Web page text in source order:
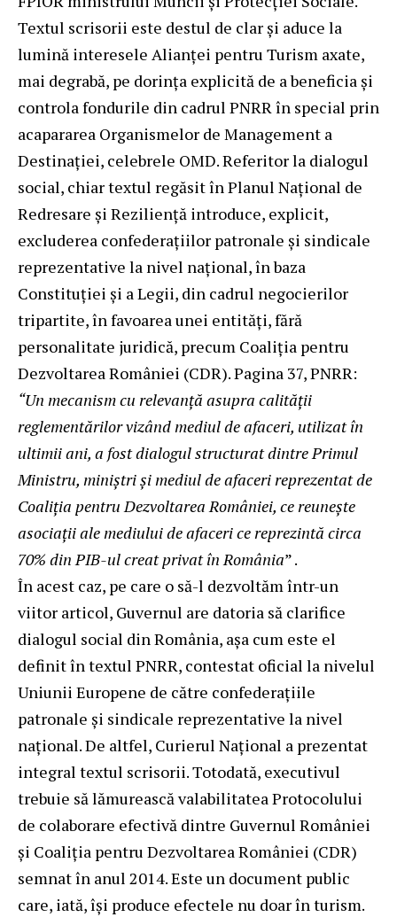
Textul scrisorii este destul de clar și aduce la
lumină interesele Alianței pentru Turism axate,
mai degrabă, pe dorința explicită de a beneficia și
controla fondurile din cadrul PNRR în special prin
acapararea Organismelor de Management a
Destinației, celebrele OMD. Referitor la dialogul
social, chiar textul regăsit în Planul Național de
Redresare și Reziliență introduce, explicit,
excluderea confederațiilor patronale și sindicale
reprezentative la nivel național, în baza
Constituţiei și a Legii, din cadrul negocierilor
tripartite, în favoarea unei entități, fără
personalitate juridică, precum Coaliţia pentru
Dezvoltarea României (CDR). Pagina 37, PNRR:
“Un mecanism cu relevanță asupra calității
reglementărilor vizând mediul de afaceri, utilizat în
ultimii ani, a fost dialogul structurat dintre Primul
Ministru, miniștri și mediul de afaceri reprezentat de
Coaliția pentru Dezvoltarea României, ce reunește
asociații ale mediului de afaceri ce reprezintă circa
70% din PIB-ul creat privat în România” .
În acest caz, pe care o să-l dezvoltăm într-un
viitor articol, Guvernul are datoria să clarifice
dialogul social din România, așa cum este el
definit în textul PNRR, contestat oficial la nivelul
Uniunii Europene de către confederațiile
patronale și sindicale reprezentative la nivel
național. De altfel, Curierul Național a prezentat
integral textul scrisorii. Totodată, executivul
trebuie să lămurească valabilitatea Protocolului
de colaborare efectivă dintre Guvernul României
și Coaliția pentru Dezvoltarea României (CDR)
semnat în anul 2014. Este un document public
care, iată, își produce efectele nu doar în turism.